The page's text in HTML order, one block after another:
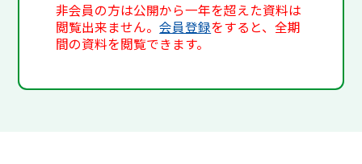
非会員の方は公開から一年を超えた資料は
閲覧出来ません。会員登録をすると、全期
間の資料を閲覧できます。